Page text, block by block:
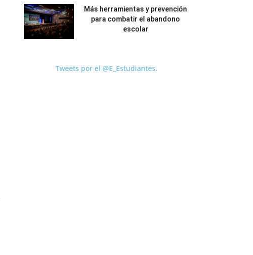
Más herramientas y prevención
para combatir el abandono
escolar
Tweets por el @E_Estudiantes.